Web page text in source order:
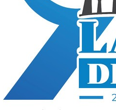
la anterior Copa
las fechas en las que
un calendario ya